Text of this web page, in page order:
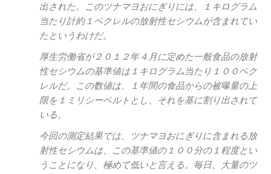
出された。このツナマヨおにぎりには、１キログラム
当たり計約１ベクレルの放射性セシウムが含まれてい
たというわけだ。
厚生労働省が２０１２年４月に定めた一般食品の放射
性セシウムの基準値は１キログラム当たり１００ベク
レルだ。この数値は、１年間の食品からの被曝量の上
限を１ミリシーベルトとし、それを基に割り出されて
いる。
今回の測定結果では、ツナマヨおにぎりに含まれる放
射性セシウムは、この基準値の１００分の１程度とい
うことになり、極めて低いと言える。毎日、大量のツ